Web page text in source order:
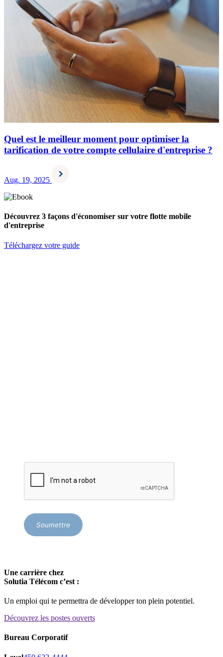
Quel est le meilleur moment pour optimiser la
tarification de votre compte cellulaire d'entreprise ?
Aug. 19, 2025
Découvrez 3 façons d'économiser sur votre flotte mobile
d'entreprise
Téléchargez votre guide
Soumettre
Une carrière chez
Solutia Télécom c’est :
Un emploi qui te permettra de développer ton plein potentiel.
Découvrez les postes ouverts
Bureau Corporatif